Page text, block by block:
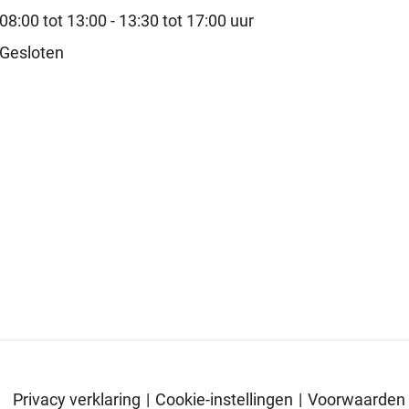
08:00 tot 13:00 - 13:30 tot 17:00 uur
Gesloten
Privacy verklaring | Cookie-instellingen | Voorwaarden